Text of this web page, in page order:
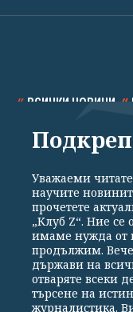
ВСИЧКИ НОВИНИ
СПОРТ
Общи условия
Реклама
Уважаеми
научите
прочетете
„Клуб Z“. Ние
имаме нужда от
продължим.
държави на
отваряте всеки
търсене на
журналистика.